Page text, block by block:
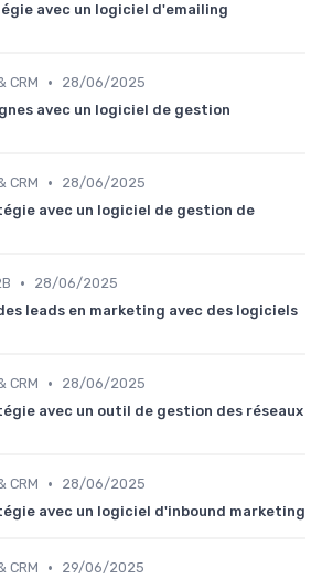
avec un logiciel d'emailing
CRM •
28/06/2025
avec un logiciel de gestion
CRM •
28/06/2025
avec un logiciel de gestion de
•
28/06/2025
leads en marketing avec des logiciels
CRM •
28/06/2025
avec un outil de gestion des réseaux
CRM •
28/06/2025
avec un logiciel d'inbound marketing
CRM •
29/06/2025